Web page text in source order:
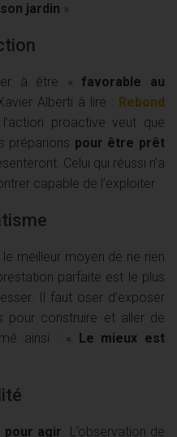
jardin »
à être « favorable au
Alberti à lire : Rebond
proactive veut que
préparions pour être prêt
Celui qui réussi n’a
capable de l’exploiter
meilleur moyen de ne rien
parfaite est le plus
Il faut oser d’exposer
pour construire et aller de
ainsi : « Le mieux est
pour agir . L’observation de